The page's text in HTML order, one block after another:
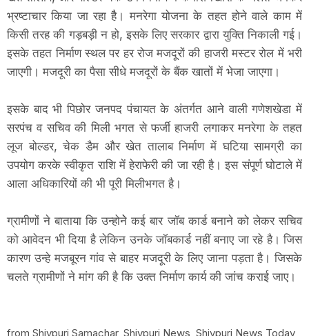
भ्रष्टाचार किया जा रहा हैै। मनरेगा योजना के तहत होने वाले काम में
किसी तरह की गड़बड़ी न हो, इसके लिए सरकार द्वारा युक्ति निकाली गई।
इसके तहत निर्माण स्थल पर हर रोज मजदूरों की हाजरी मस्टर रोल में भरी
जाएगी। मजदूरी का पैसा सीधे मजदूरों के बैंक खातों में भेजा जाएगा।
इसके बाद भी पिछोर जनपद पंचायत के अंतर्गत आने वाली गणेशखेडा में
सरपंच व सचिव की मिली भगत से फर्जी हाजरी लगाकर मनरेगा के तहत
लूज बोल्डर, चेक डैम और खेत तालाब निर्माण में घटिया सामग्री का
उपयोग करके स्वीकृत राशि में हेराफेरी की जा रही है। इस संपूर्ण घोटाले में
आला अधिकारियों की भी पूरी मिलीभगत है।
ग्रामीणों ने बाताया कि उन्होनेे कई बार जॉब कार्ड बनाने को लेकर सचिव
को आवेदन भी दिया है लेकिन उनके जॉबकार्ड नहीं बनाए जा रहे है। जिस
कारण उन्हे मजबूरन गांव से बाहर मजदूरी के लिए जाना पड़ता है। जिसके
चलते ग्रामीणों ने मांग की है कि उक्त निर्माण कार्य की जांच कराई जाए।
from Shivpuri Samachar, Shivpuri News, Shivpuri News Today,